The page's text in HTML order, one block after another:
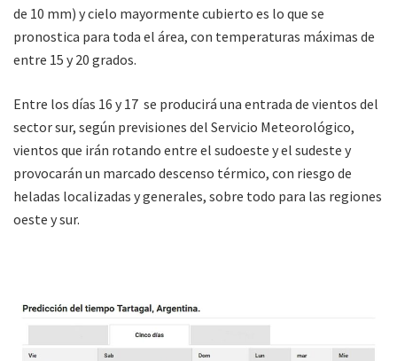
de 10 mm) y cielo mayormente cubierto es lo que se
pronostica para toda el área, con temperaturas máximas de
entre 15 y 20 grados.
Entre los días 16 y 17 se producirá una entrada de vientos del
sector sur, según previsiones del Servicio Meteorológico,
vientos que irán rotando entre el sudoeste y el sudeste y
provocarán un marcado descenso térmico, con riesgo de
heladas localizadas y generales, sobre todo para las regiones
oeste y sur.